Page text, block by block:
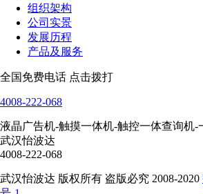
组织架构
公司实景
发展历程
产品及服务
全国免费电话 点击拨打
4008-222-068
液晶广告机-触摸一体机-触控一体查询机-
武汉怡波达
4008-222-068
武汉怡波达 版权所有 盗版必究 2008-2020